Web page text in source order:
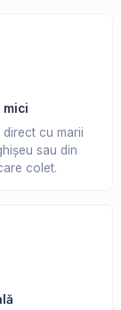
mici
cu marii
sau din
colet.